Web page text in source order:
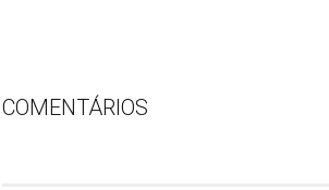
COMENTÁRIOS